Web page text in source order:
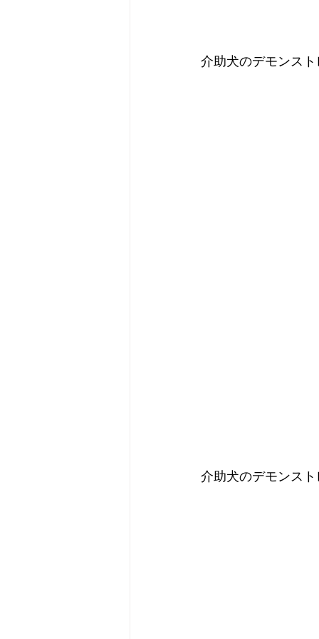
介助犬のデモンス
介助犬のデモンス